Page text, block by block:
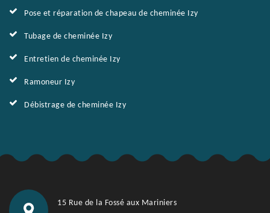
Pose et réparation de chapeau de cheminée Izy
Tubage de cheminée Izy
Entretien de cheminée Izy
Ramoneur Izy
Débistrage de cheminée Izy
15 Rue de la Fossé aux Mariniers